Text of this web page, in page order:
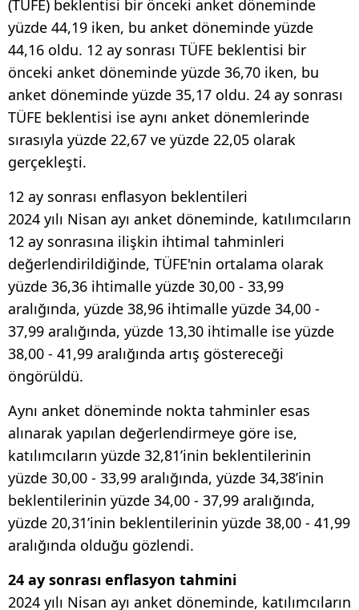
(TÜFE) beklentisi bir önceki anket döneminde
yüzde 44,19 iken, bu anket döneminde yüzde
44,16 oldu. 12 ay sonrası TÜFE beklentisi bir
önceki anket döneminde yüzde 36,70 iken, bu
anket döneminde yüzde 35,17 oldu. 24 ay sonrası
TÜFE beklentisi ise aynı anket dönemlerinde
sırasıyla yüzde 22,67 ve yüzde 22,05 olarak
gerçekleşti.
12 ay sonrası enflasyon beklentileri
2024 yılı Nisan ayı anket döneminde, katılımcıların
12 ay sonrasına ilişkin ihtimal tahminleri
değerlendirildiğinde, TÜFE'nin ortalama olarak
yüzde 36,36 ihtimalle yüzde 30,00 - 33,99
aralığında, yüzde 38,96 ihtimalle yüzde 34,00 -
37,99 aralığında, yüzde 13,30 ihtimalle ise yüzde
38,00 - 41,99 aralığında artış göstereceği
öngörüldü.
Aynı anket döneminde nokta tahminler esas
alınarak yapılan değerlendirmeye göre ise,
katılımcıların yüzde 32,81’inin beklentilerinin
yüzde 30,00 - 33,99 aralığında, yüzde 34,38’inin
beklentilerinin yüzde 34,00 - 37,99 aralığında,
yüzde 20,31’inin beklentilerinin yüzde 38,00 - 41,99
aralığında olduğu gözlendi.
24 ay sonrası enflasyon tahmini
2024 yılı Nisan ayı anket döneminde, katılımcıların